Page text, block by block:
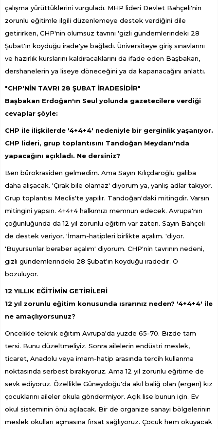
çalışma yürüttüklerini vurguladı. MHP lideri Devlet Bahçeli'nin
zorunlu eğitimle ilgili düzenlemeye destek verdiğini dile
getirirken, CHP'nin olumsuz tavrını 'gizli gündemlerindeki 28
Şubat'ın koyduğu irade'ye bağladı. Üniversiteye giriş sınavlarını
ve hazırlık kurslarını kaldıracaklarını da ifade eden Başbakan,
dershanelerin ya liseye döneceğini ya da kapanacağını anlattı.
"CHP'NİN TAVRI 28 ŞUBAT İRADESİDİR"
Başbakan Erdoğan'ın Seul yolunda gazetecilere verdiği
cevaplar şöyle:
CHP ile ilişkilerde '4+4+4' nedeniyle bir gerginlik yaşanıyor.
CHP lideri, grup toplantısını Tandoğan Meydanı'nda
yapacağını açıkladı. Ne dersiniz?
Ben bürokrasiden gelmedim. Ama Sayın Kılıçdaroğlu galiba
daha alışacak. 'Çırak bile olamaz' diyorum ya, yanlış adlar takıyor.
Grup toplantısı Meclis'te yapılır. Tandoğan'daki mitingdir. Varsın
mitingini yapsın. 4+4+4 halkımızı memnun edecek. Avrupa'nın
çoğunluğunda da 12 yıl zorunlu eğitim var zaten. Sayın Bahçeli
de destek veriyor. 'İmam-hatipleri birlikte açalım. 'diyor.
'Buyursunlar beraber açalım' diyorum. CHP'nin tavrının nedeni,
gizli gündemlerindeki 28 Şubat'ın koyduğu iradedir. O
bozuluyor.
12 YILLIK EĞİTİMİN GETİRİLERİ
12 yıl zorunlu eğitim konusunda ısrarınız neden? '4+4+4' ile
ne amaçlıyorsunuz?
Öncelikle teknik eğitim Avrupa'da yüzde 65-70. Bizde tam
tersi. Bunu düzeltmeliyiz. Sonra ailelerin endüstri meslek,
ticaret, Anadolu veya imam-hatip arasında tercih kullanma
noktasında serbest bırakıyoruz. Ama 12 yıl zorunlu eğitime de
sevk ediyoruz. Özellikle Güneydoğu'da akıl baliğ olan (ergen) kız
çocuklarını aileler okula göndermiyor. Açık lise bunun için. Ev
okul sisteminin önü açılacak. Bir de organize sanayi bölgelerinin
meslek okulları açmasına fırsat sağlıyoruz. Çocuk hem okuyacak